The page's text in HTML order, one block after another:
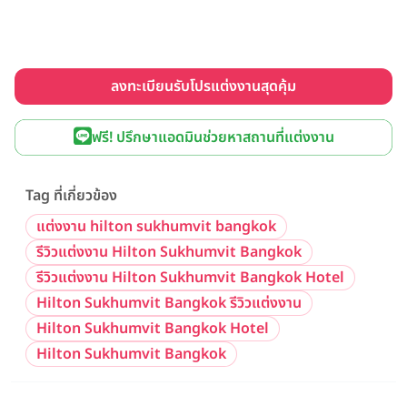
ลงทะเบียนรับโปรแต่งงานสุดคุ้ม
ฟรี! ปรึกษาแอดมินช่วยหาสถานที่แต่งงาน
Tag ที่เกี่ยวข้อง
แต่งงาน hilton sukhumvit bangkok
รีวิวแต่งงาน Hilton Sukhumvit Bangkok
รีวิวแต่งงาน Hilton Sukhumvit Bangkok Hotel
Hilton Sukhumvit Bangkok รีวิวแต่งงาน
Hilton Sukhumvit Bangkok Hotel
Hilton Sukhumvit Bangkok